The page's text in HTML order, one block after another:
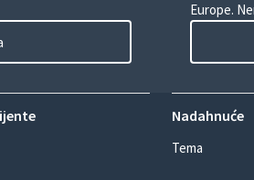
Europe.
Nadahnuće
Tema